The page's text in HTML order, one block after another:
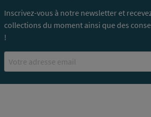
Inscrivez-vous à notre newsletter et
collections du moment ainsi que des
!
Email